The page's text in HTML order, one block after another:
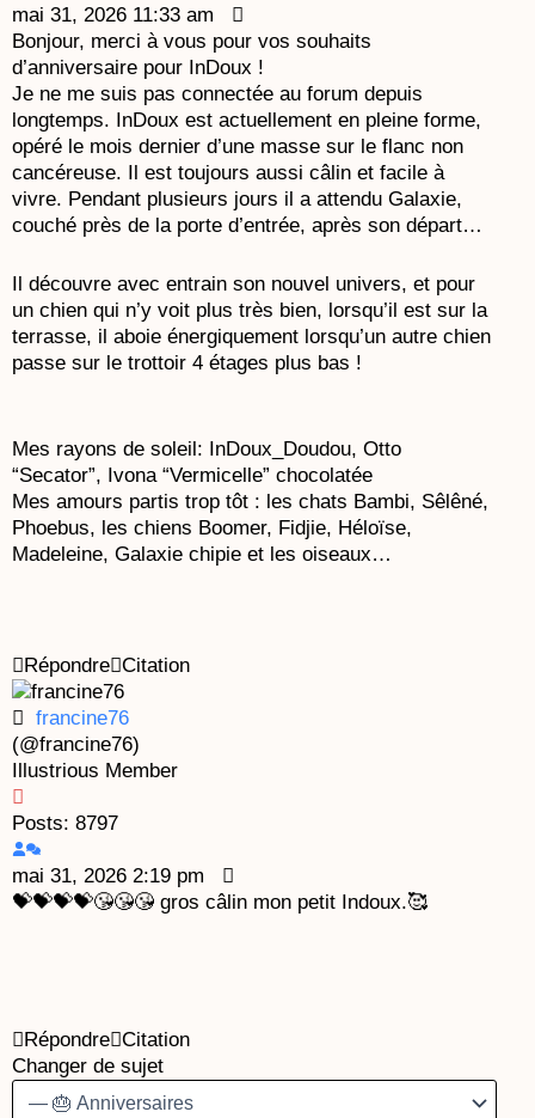
mai 31, 2026 11:33 am
Bonjour, merci à vous pour vos souhaits
d’anniversaire pour InDoux !
Je ne me suis pas connectée au forum depuis
longtemps. InDoux est actuellement en pleine forme,
opéré le mois dernier d’une masse sur le flanc non
cancéreuse. Il est toujours aussi câlin et facile à
vivre. Pendant plusieurs jours il a attendu Galaxie,
couché près de la porte d’entrée, après son départ…
Il découvre avec entrain son nouvel univers, et pour
un chien qui n’y voit plus très bien, lorsqu’il est sur la
terrasse, il aboie énergiquement lorsqu’un autre chien
passe sur le trottoir 4 étages plus bas !
Mes rayons de soleil: InDoux_Doudou, Otto
“Secator”, Ivona “Vermicelle” chocolatée
Mes amours partis trop tôt : les chats Bambi, Sêlêné,
Phoebus, les chiens Boomer, Fidjie, Héloïse,
Madeleine, Galaxie chipie et les oiseaux…
Répondre Citation
francine76
(@francine76)
Illustrious Member
Posts: 8797
mai 31, 2026 2:19 pm
💝💝💝💝😘😘😘 gros câlin mon petit Indoux.🥰
Répondre Citation
Changer de sujet